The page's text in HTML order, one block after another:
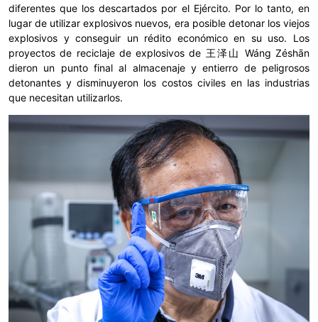
diferentes que los descartados por el Ejército. Por lo tanto, en
lugar de utilizar explosivos nuevos, era posible detonar los viejos
explosivos y conseguir un rédito económico en su uso. Los
proyectos de reciclaje de explosivos de 王泽山 Wáng Zéshān
dieron un punto final al almacenaje y entierro de peligrosos
detonantes y disminuyeron los costos civiles en las industrias
que necesitan utilizarlos.